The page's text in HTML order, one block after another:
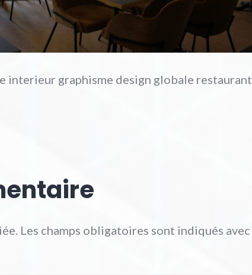
interieur graphisme design globale restaurant
Les champs obligatoires sont indiqués avec